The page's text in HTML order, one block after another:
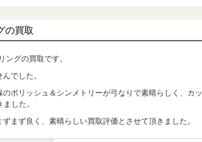
の買取
ングの買取です。
でした。
ポリッシュ＆シンメトリーが弓なりで素晴らしく、カッ
した。
まず良く、素晴らしい買取評価とさせて頂きました。